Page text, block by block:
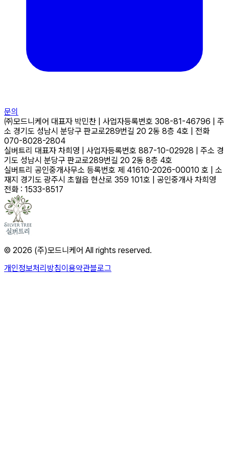
문의
㈜모드니케어 대표자 박민찬 사업자등록번호 308-81-46796
주
소 경기도 성남시 분당구 판교로289번길 20 2동 8층 4호
전화
070-8028-2804
실버트리 대표자 차희영 사업자등록번호 887-10-02928 주소 경
기도 성남시 분당구 판교로289번길 20 2동 8층 4호
실버트리 공인중개사무소 등록번호 제 41610-2026-00010 호
소
재지 경기도 광주시 초월읍 현산로 359 101호 공인중개사 차희영
전화 : 1533-8517
© 2026 (주)모드니케어 All rights reserved.
개인정보처리방침이용약관블로그